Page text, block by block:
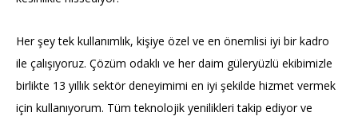
Her şey tek kullanımlık, kişiye özel ve en önemlisi iyi bir kadro
ile çalışıyoruz. Çözüm odaklı ve her daim güleryüzlü ekibimizle
birlikte 13 yıllık sektör deneyimimi en iyi şekilde hizmet vermek
için kullanıyorum. Tüm teknolojik yenilikleri takip ediyor ve